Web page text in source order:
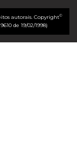
autorais. Copyright©
de 19/02/1998)